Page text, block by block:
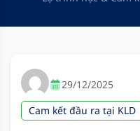
29/12/2025
Cam kết đầu ra tại KLD